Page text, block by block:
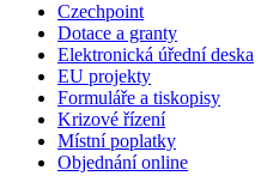
Czechpoint
Dotace a granty
Elektronická úřední deska
EU projekty
Formuláře a tiskopisy
Krizové řízení
Místní poplatky
Objednání online